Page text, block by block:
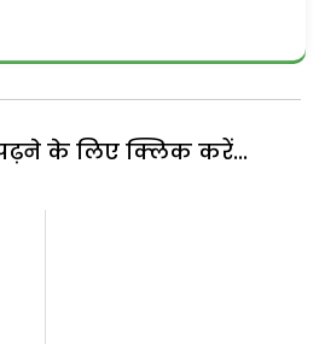
के लिए क्लिक करें...